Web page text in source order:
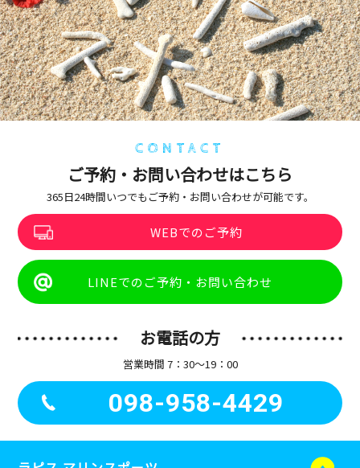
CONTACT
ご予約・お問い合わせはこちら
365日24時間いつでもご予約・お問い合わせが可能です。
WEBでのご予約
LINEでのご予約・お問い合わせ
お電話の方
営業時間 7：30〜19：00
098-958-4429